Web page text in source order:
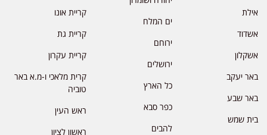
אילת
אשדוד
אשקלון
באר יעקב
באר שבע
בית שמש
ים המלח
ירוחם
ירושלים
כל הארץ
כפר סבא
להבים
קריית אונו
קריית גת
קריית עקרון
קרית מלאכי ו-מ.א באר
טוביה
ראש העין
ראשון לציון